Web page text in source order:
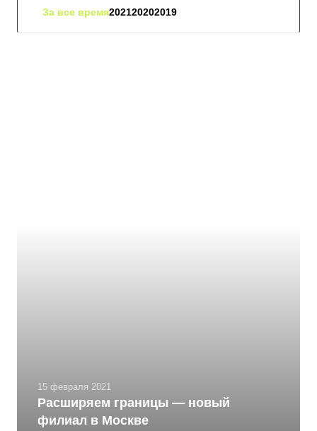
За все время202120202019
Расширяем границы — новый
филиал в Москве
15 февраля 2021